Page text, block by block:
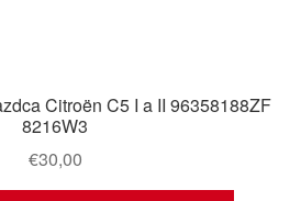
Citroën C5 I a II 96358188ZF
8216W3
€30,00